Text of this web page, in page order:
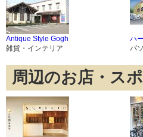
Antique Style Gogh
雑貨・インテリア
ハ
パ
周辺のお店・ス